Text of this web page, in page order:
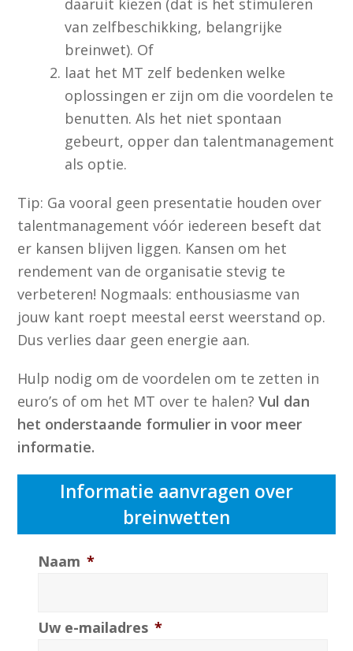
daaruit kiezen (dat is het stimuleren
van zelfbeschikking, belangrijke
breinwet). Of
laat het MT zelf bedenken welke
oplossingen er zijn om die voordelen te
benutten. Als het niet spontaan
gebeurt, opper dan talentmanagement
als optie.
Tip: Ga vooral geen presentatie houden over
talentmanagement vóór iedereen beseft dat
er kansen blijven liggen. Kansen om het
rendement van de organisatie stevig te
verbeteren! Nogmaals: enthousiasme van
jouw kant roept meestal eerst weerstand op.
Dus verlies daar geen energie aan.
Hulp nodig om de voordelen om te zetten in
euro’s of om het MT over te halen?Vul dan
het onderstaande formulier in voor meer
informatie.
Informatie aanvragen over
breinwetten
Naam *
Uw e-mailadres *